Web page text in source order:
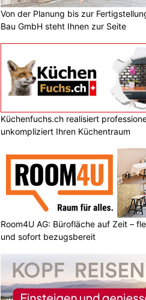
Von der Planung bis zur
Bau GmbH steht Ihnen zur Seite
Küchenfuchs.ch realisiert
unkompliziert Ihren Küchentraum
Room4U AG: Bürofläche auf Zeit –
und sofort bezugsbereit